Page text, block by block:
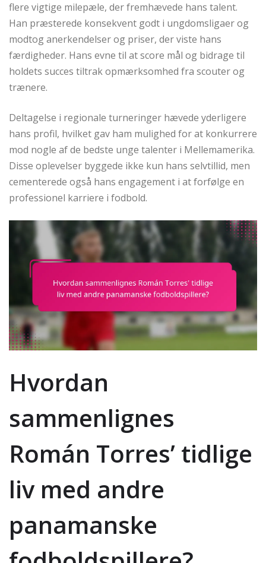
flere vigtige milepæle, der fremhævede hans talent.
Han præsterede konsekvent godt i ungdomsligaer og
modtog anerkendelser og priser, der viste hans
færdigheder. Hans evne til at score mål og bidrage til
holdets succes tiltrak opmærksomhed fra scouter og
trænere.
Deltagelse i regionale turneringer hævede yderligere
hans profil, hvilket gav ham mulighed for at konkurrere
mod nogle af de bedste unge talenter i Mellemamerika.
Disse oplevelser byggede ikke kun hans selvtillid, men
cementerede også hans engagement i at forfølge en
professionel karriere i fodbold.
Hvordan
sammenlignes
Román Torres’ tidlige
liv med andre
panamanske